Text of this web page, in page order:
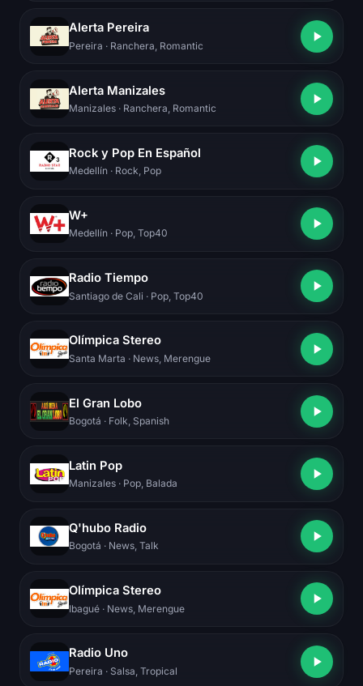
Alerta Pereira
Pereira · Ranchera, Romantic
Alerta Manizales
Manizales · Ranchera, Romantic
Rock y Pop En Español
Medellín · Rock, Pop
W+
Medellín · Pop, Top40
Radio Tiempo
Santiago de Cali · Pop, Top40
Olímpica Stereo
Santa Marta · News, Merengue
El Gran Lobo
Bogotá · Folk, Spanish
Latin Pop
Manizales · Pop, Balada
Q'hubo Radio
Bogotá · News, Talk
Olímpica Stereo
Ibagué · News, Merengue
Radio Uno
Pereira · Salsa, Tropical